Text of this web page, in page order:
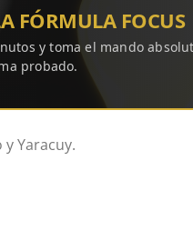
FÓRMULA FOCUS
y toma el mando
probado.
Yaracuy.